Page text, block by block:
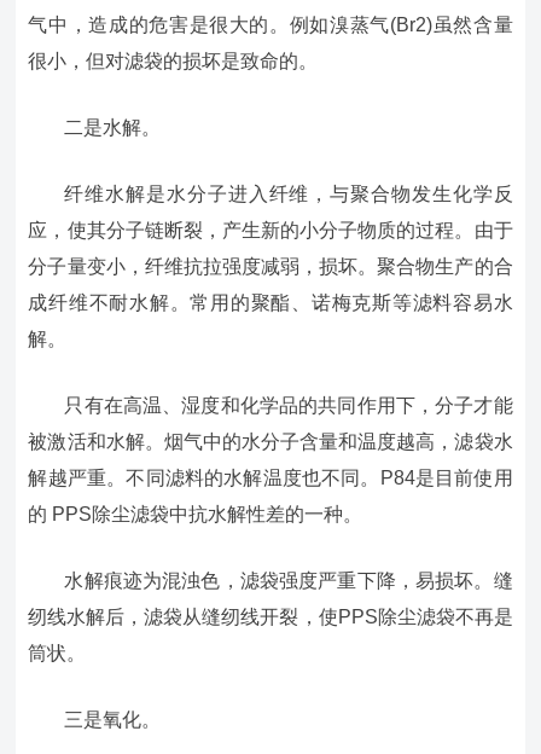
气中，造成的危害是很大的。例如溴蒸气(Br2)虽然含量
很小，但对滤袋的损坏是致命的。
二是水解。
纤维水解是水分子进入纤维，与聚合物发生化学反
应，使其分子链断裂，产生新的小分子物质的过程。由于
分子量变小，纤维抗拉强度减弱，损坏。聚合物生产的合
成纤维不耐水解。常用的聚酯、诺梅克斯等滤料容易水
解。
只有在高温、湿度和化学品的共同作用下，分子才能
被激活和水解。烟气中的水分子含量和温度越高，滤袋水
解越严重。不同滤料的水解温度也不同。P84是目前使用
的 PPS除尘滤袋中抗水解性差的一种。
水解痕迹为混浊色，滤袋强度严重下降，易损坏。缝
纫线水解后，滤袋从缝纫线开裂，使PPS除尘滤袋不再是
筒状。
三是氧化。